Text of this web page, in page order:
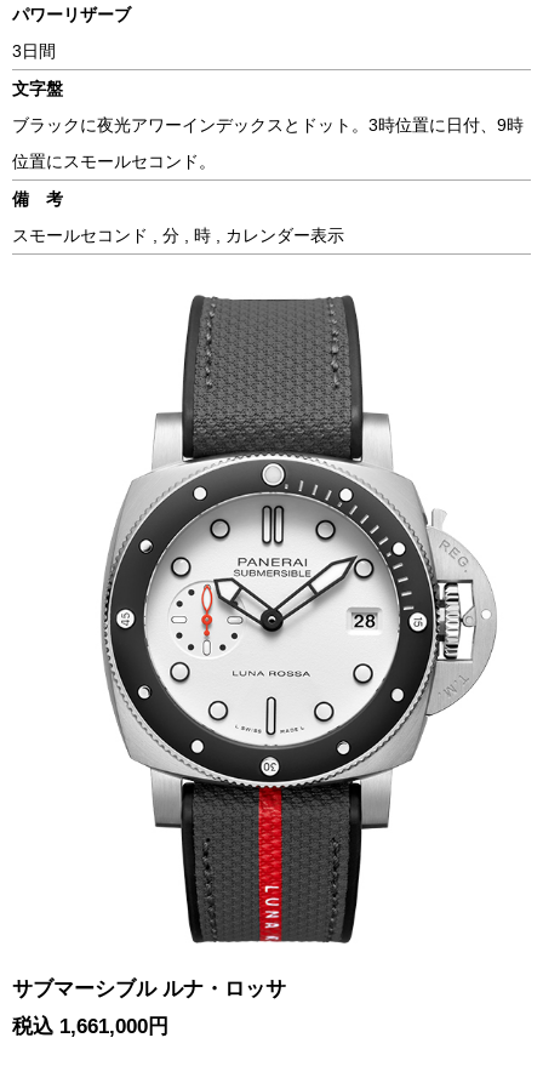
パワーリザーブ
3日間
文字盤
ブラックに夜光アワーインデックスとドット。3時位置に日付、9時
位置にスモールセコンド。
備 考
スモールセコンド , 分 , 時 , カレンダー表示
サブマーシブル ルナ・ロッサ
税込 1,661,000円